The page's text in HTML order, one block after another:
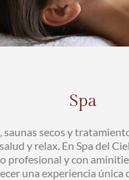
Spa
saunas secos y
y relax. En Spa del
profesional y con
una experiencia única